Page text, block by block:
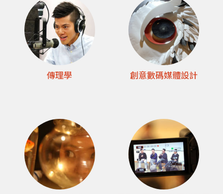
傳理學 創意數碼媒體設計